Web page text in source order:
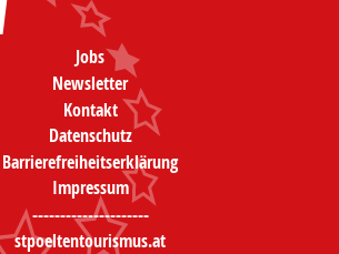
Jobs
Newsletter
Kontakt
Datenschutz
Barrierefreiheitserklärung
Impressum
---------------------
stpoeltentourismus.at